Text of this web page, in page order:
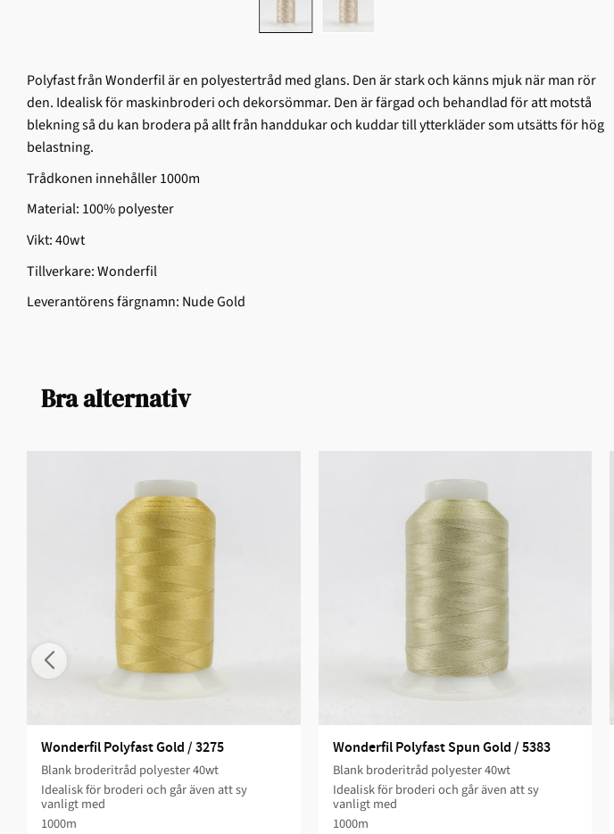
Polyfast från Wonderfil är en polyestertråd med glans. Den är stark och känns mjuk när man rör
den. Idealisk för maskinbroderi och dekorsömmar. Den är färgad och behandlad för att motstå
blekning så du kan brodera på allt från handdukar och kuddar till ytterkläder som utsätts för hög
belastning.
Trådkonen innehåller 1000m
Material: 100% polyester
Vikt: 40wt
Tillverkare: Wonderfil
Leverantörens färgnamn: Nude Gold
Bra alternativ
Wonderfil Polyfast Gold / 3275
Blank broderitråd polyester 40wt
Idealisk för broderi och går även att sy
vanligt med
1000m
Wonderfil Polyfast Spun Gold / 5383
Blank broderitråd polyester 40wt
Idealisk för broderi och går även att sy
vanligt med
1000m